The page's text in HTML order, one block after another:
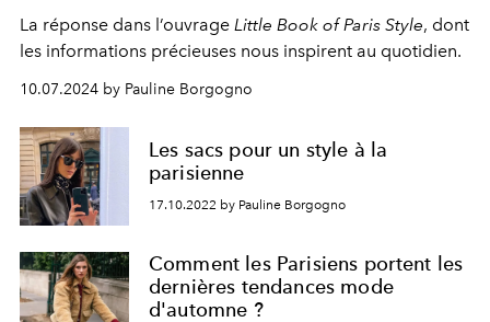
La réponse dans l’ouvrage Little Book of Paris Style, dont
les informations précieuses nous inspirent au quotidien.
10.07.2024 by Pauline Borgogno
Les sacs pour un style à la
parisienne
17.10.2022 by Pauline Borgogno
Comment les Parisiens portent les
dernières tendances mode
d'automne ?